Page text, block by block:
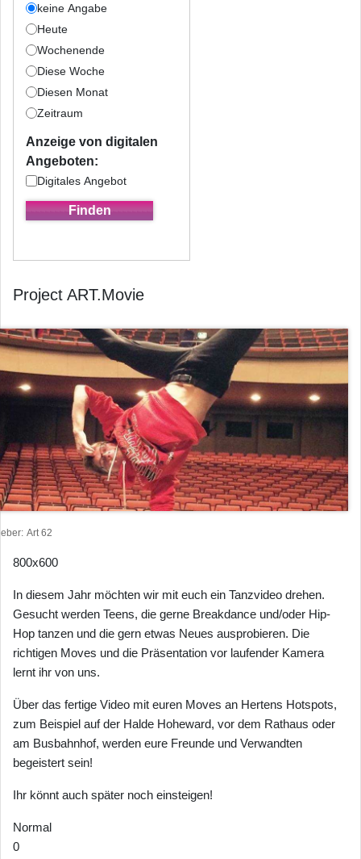
keine Angabe
Heute
Wochenende
Diese Woche
Diesen Monat
Zeitraum
Anzeige von digitalen
Angeboten:
Digitales Angebot
Project ART.Movie
Art 62
800x600
In diesem Jahr möchten wir mit euch ein Tanzvideo drehen.
Gesucht werden Teens, die gerne Breakdance und/oder Hip-
Hop tanzen und die gern etwas Neues ausprobieren. Die
richtigen Moves und die Präsentation vor laufender Kamera
lernt ihr von uns.
Über das fertige Video mit euren Moves an Hertens Hotspots,
zum Beispiel auf der Halde Hoheward, vor dem Rathaus oder
am Busbahnhof, werden eure Freunde und Verwandten
begeistert sein!
Ihr könnt auch später noch einsteigen!
Normal
0